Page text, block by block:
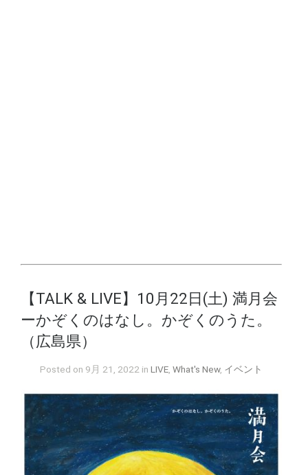
【TALK & LIVE】10月22日(土) 満月会
ーかぞくのはなし。かぞくのうた。
（広島県）
Posted on 9月 21, 2022 inLIVE,What's New, イベント